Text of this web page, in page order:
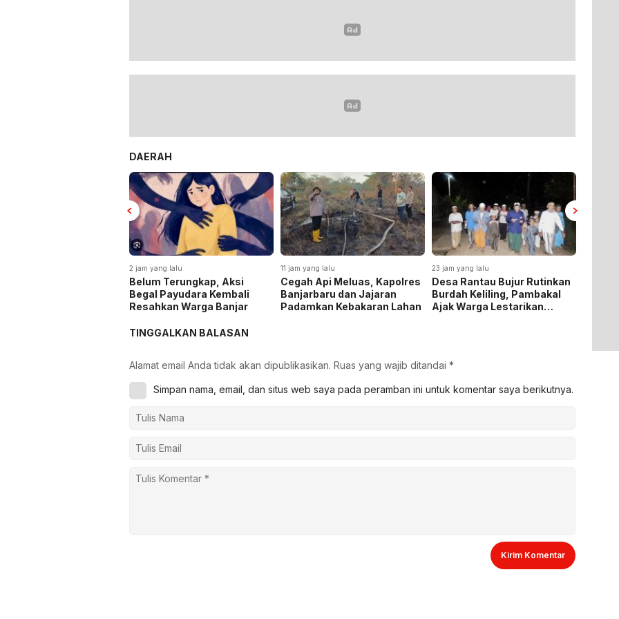
DAERAH
2 jam yang lalu
Belum Terungkap, Aksi
Begal Payudara Kembali
Resahkan Warga Banjar
11 jam yang lalu
Cegah Api Meluas, Kapolres
Banjarbaru dan Jajaran
Padamkan Kebakaran Lahan
23 jam yang lalu
Desa Rantau Bujur Rutinkan
Burdah Keliling, Pambakal
Ajak Warga Lestarikan
TINGGALKAN BALASAN
Alamat email Anda tidak akan dipublikasikan. Ruas yang wajib ditandai *
Simpan nama, email, dan situs web saya pada peramban ini untuk komentar saya berikutnya.